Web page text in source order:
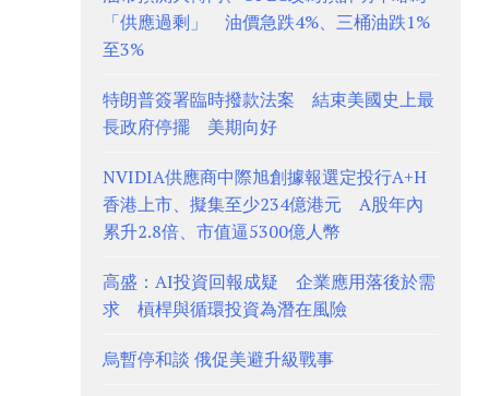
「供應過剩」 油價急跌4%、三桶油跌1%
至3%
特朗普簽署臨時撥款法案 結束美國史上最
長政府停擺 美期向好
NVIDIA供應商中際旭創據報選定投行A+H
香港上市、擬集至少234億港元 A股年內
累升2.8倍、市值逼5300億人幣
高盛：AI投資回報成疑 企業應用落後於需
求 槓桿與循環投資為潛在風險
烏暫停和談 俄促美避升級戰事